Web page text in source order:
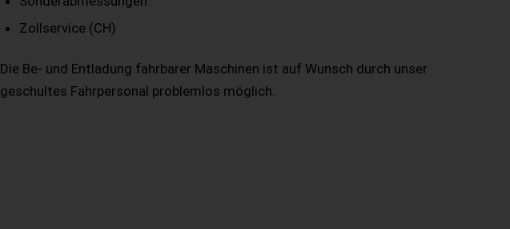
Zollservice (CH)
Die Be- und Entladung fahrbarer Maschinen ist auf Wunsch durch unser
geschultes Fahrpersonal problemlos möglich.